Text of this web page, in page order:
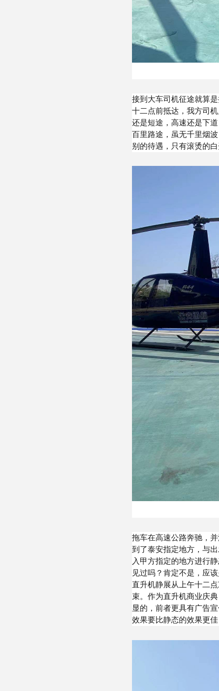
接到大车司机征途就算
十二点前抵达，我方司
还是短途，高速还是下
百里路途，虽无千里烟
别的待遇，只有滚烫的
拖车在高速公路奔驰，
到了泰安指定地方，与
入甲方指定的地方进行
见过吗？肯定不是，应
直升机静展从上午十二
束。作为直升机商业庆
显的，前者更具有广告
效果要比静态的效果更